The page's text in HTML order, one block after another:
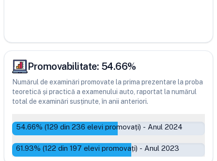
Promovabilitate: 54.66%
Numărul de examinări promovate la prima prezentare la proba
teoretică și practică a examenului auto, raportat la numărul
total de examinări susținute, în anii anteriori.
54.66% (129 din 236 elevi promovați) - Anul 2024
61.93% (122 din 197 elevi promovați) - Anul 2023